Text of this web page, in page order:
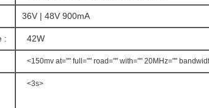
36V | 48V 900mA
: 42W
<150mv at="" full="" road="" with="" 20MHz=""
<3s>